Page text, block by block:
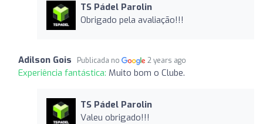
TS Pádel Parolin
Obrigado pela avaliação!!!
Adilson Gois Publicada no 2 years ago
Experiência fantástica: Muito bom o Clube.
TS Pádel Parolin
Valeu obrigado!!!